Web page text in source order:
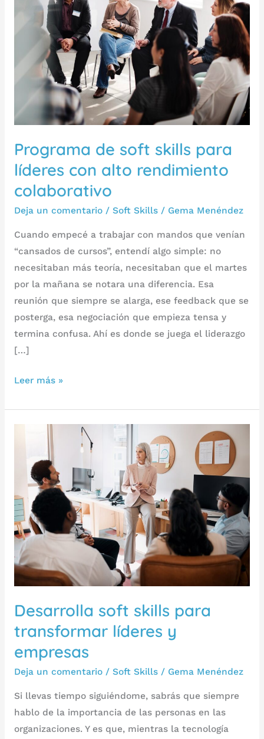
Programa de soft skills para
líderes con alto rendimiento
colaborativo
Deja un comentario / Soft Skills/ Gema Menéndez
Cuando empecé a trabajar con mandos que venían
“cansados de cursos”, entendí algo simple: no
necesitaban más teoría, necesitaban que el martes
por la mañana se notara una diferencia. Esa
reunión que siempre se alarga, ese feedback que se
posterga, esa negociación que empieza tensa y
termina confusa. Ahí es donde se juega el liderazgo
[…]
con
rendimiento
colaborativo
Leer más »
Desarrolla soft skills para
transformar líderes y
empresas
Deja un comentario / Soft Skills/ Gema Menéndez
Si llevas tiempo siguiéndome, sabrás que siempre
hablo de la importancia de las personas en las
organizaciones. Y es que, mientras la tecnología
Desarrolla
skills
para
transformar
líderes
y
empresas